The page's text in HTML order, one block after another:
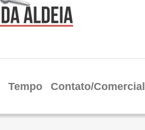
Tempo Contato/Comercial